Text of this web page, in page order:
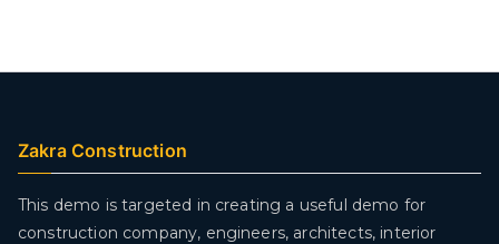
Zakra Construction
This demo is targeted in creating a useful demo for
construction company, engineers, architects, interior